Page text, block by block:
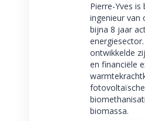
Pierre-Yves is
ingenieur van
bijna 8 jaar
ontwikkelde
en financiële
biomassa.